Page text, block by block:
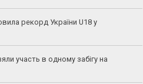
рекорд України U18 у
участь в одному забігу на